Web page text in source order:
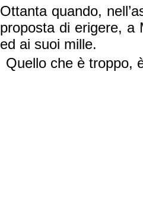
Ottanta quando,
proposta di erigere, a
ed ai suoi mille.
Quello che è troppo,